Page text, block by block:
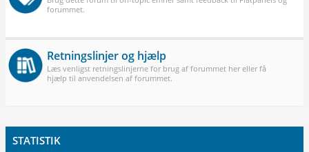
forummet.
Retningslinjer og hjælp
Læs venligst retningslinjerne for brug af forummet her eller få
hjælp til anvendelsen af forummet.
STATISTIK